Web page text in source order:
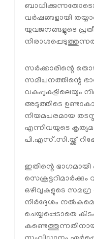
വർഷങ്ങളായി
യുവജനങ്ങളുടെ
സർക്കാരിന്റെ
സമീപനത്തിന്റെ
വകുപ്പുകളിലെയും
അടുത്തിടെ
നിയമപരമായ
എന്നിവയുടെ
പി.എസ്.സി.യ്ക്ക്
ഇതിന്റെ
ഒഴിവുകളുടെ
നിർദ്ദേശം
ചെയ്യപ്പെടാതെ